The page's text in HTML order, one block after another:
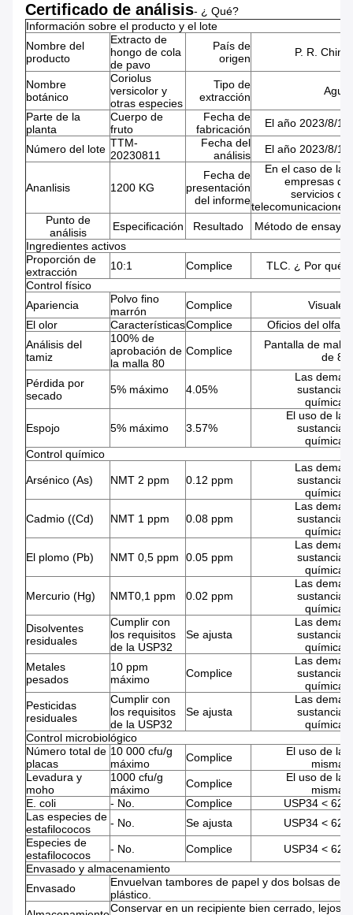
Certificado de análisis- ¿ Qué?
Información sobre el producto y el lote
Nombre del
producto
Extracto de
hongo de cola
de pavo
País de
origen
P. R. China
Nombre
botánico
Coriolus
versicolor y
otras especies
Tipo de
extracción
Agua
Parte de la
planta
Cuerpo de
fruto
Fecha de
fabricación
El año 2023/8/11
Número del lote TTM-
20230811
Fecha del
análisis
El año 2023/8/12
Ananlisis 1200 KG
Fecha de
presentación
del informe
En el caso de las
empresas de
servicios de
telecomunicaciones
Punto de
análisis
Especificación Resultado
Método de ensayo
Ingredientes activos
Proporción de
extracción
10:1 Complice
TLC. ¿ Por qué?
Control físico
Apariencia
Polvo fino
marrón
Complice
Visuales
El olor
CaracterísticasComplice
Oficios del olfato
Análisis del
tamiz
100% de
aprobación de
la malla 80
Complice
Pantalla de malla
de 80
Pérdida por
secado
5% máximo 4.05%
Las demás
sustancias
químicas
Espojo 5% máximo 3.57%
El uso de las
sustancias
químicas
Control químico
Arsénico (As) NMT 2 ppm 0.12 ppm
Las demás
sustancias
químicas
Cadmio ((Cd) NMT 1 ppm 0.08 ppm
Las demás
sustancias
químicas
El plomo (Pb) NMT 0,5 ppm 0.05 ppm
Las demás
sustancias
químicas
Mercurio (Hg) NMT0,1 ppm 0.02 ppm
Las demás
sustancias
químicas
Disolventes
residuales
Cumplir con
los requisitos
de la USP32
Se ajusta
Las demás
sustancias
químicas
Metales
pesados
10 ppm
máximo
Complice
Las demás
sustancias
químicas
Pesticidas
residuales
Cumplir con
los requisitos
de la USP32
Se ajusta
Las demás
sustancias
químicas
Control microbiológico
Número total de
placas
10 000 cfu/g
máximo
Complice
El uso de las
mismas
Levadura y
moho
1000 cfu/g
máximo
Complice
El uso de las
mismas
E. coli
- No. Complice
USP34 < 62>
Las especies de
estafilococos
- No. Se ajusta
USP34 < 62>
Especies de
estafilococos
- No. Complice
USP34 < 62>
Envasado y almacenamiento
Envasado
Envuelvan tambores de papel y dos bolsas de
plástico.
Conservar en un recipiente bien cerrado, lejos